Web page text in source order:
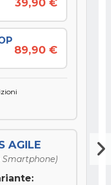
39,90 €
89,90 €
AGILE
Smartphone)